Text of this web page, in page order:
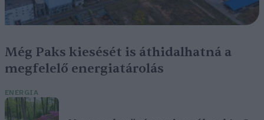
Még Paks kiesését is áthidalhatná a
megfelelő energiatárolás
ENERGIA